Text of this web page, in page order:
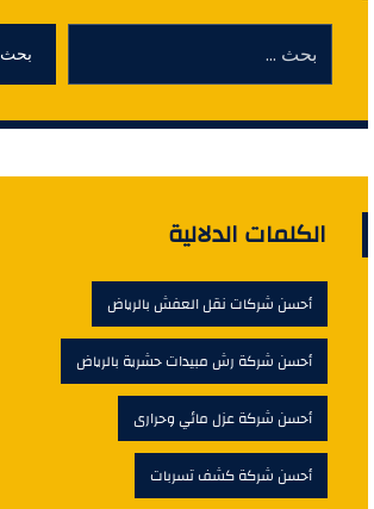
بحث
الكلمات الدلالية
أحسن شركات نقل العفش بالرياض
أحسن شركة رش مبيدات حشرية بالرياض
أحسن شركة عزل مائي وحرارى
أحسن شركة كشف تسربات